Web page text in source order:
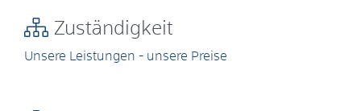
Zuständigkeit
Unsere Leistungen - unsere Preise